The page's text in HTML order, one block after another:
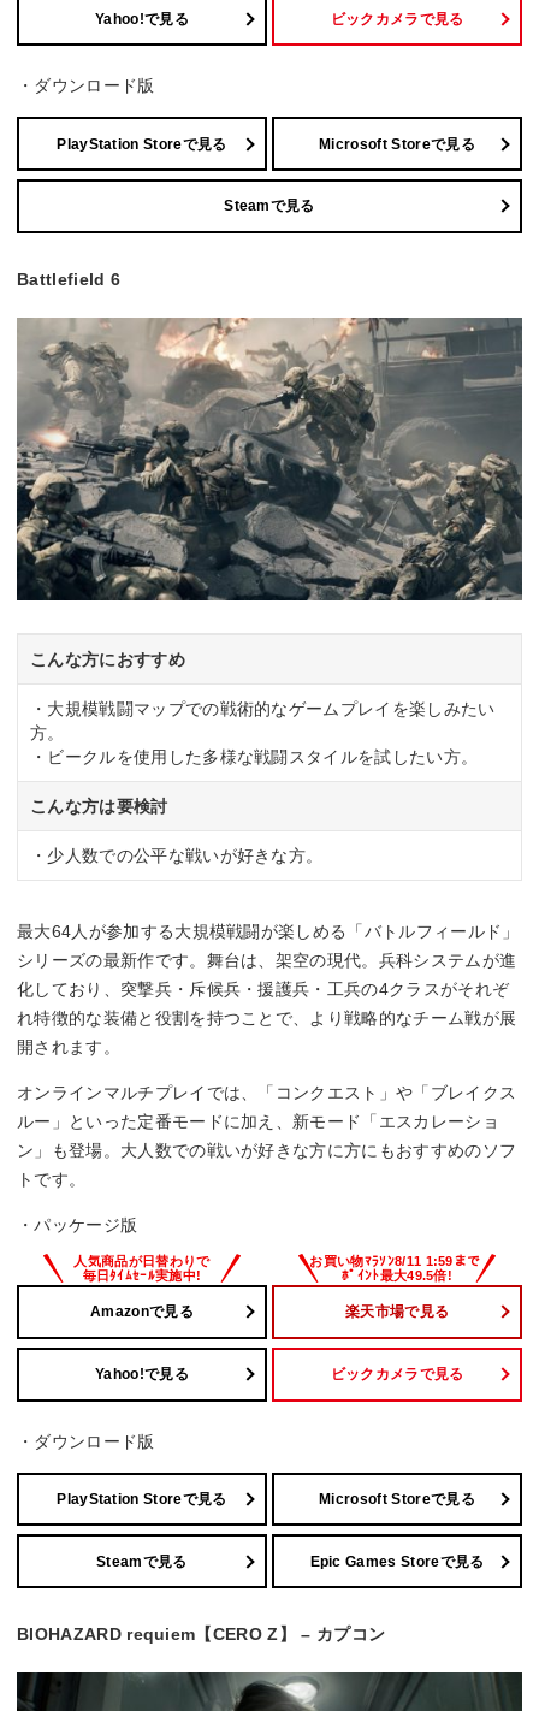
Yahoo!で見る ビックカメラで見る
・ダウンロード版
PlayStation Storeで見る Microsoft Storeで見る
Steamで見る
Battlefield 6
こんな方におすすめ
・大規模戦闘マップでの戦術的なゲームプレイを楽しみたい
方。
・ビークルを使用した多様な戦闘スタイルを試したい方。
こんな方は要検討
・少人数での公平な戦いが好きな方。
最大64人が参加する大規模戦闘が楽しめる「バトルフィールド」
シリーズの最新作です。舞台は、架空の現代。兵科システムが進
化しており、突撃兵・斥候兵・援護兵・工兵の4クラスがそれぞ
れ特徴的な装備と役割を持つことで、より戦略的なチーム戦が展
開されます。
オンラインマルチプレイでは、「コンクエスト」や「ブレイクス
ルー」といった定番モードに加え、新モード「エスカレーショ
ン」も登場。大人数での戦いが好きな方に方にもおすすめのソフ
トです。
・パッケージ版
Amazonで見る 楽天市場で見る
Yahoo!で見る ビックカメラで見る
・ダウンロード版
PlayStation Storeで見る Microsoft Storeで見る
Steamで見る Epic Games Storeで見る
BIOHAZARD requiem【CERO Z】 – カプコン